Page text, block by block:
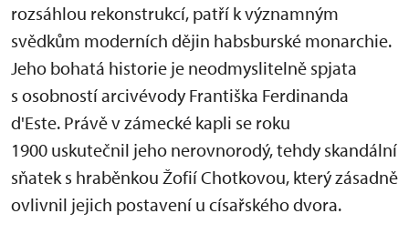
rozsáhlou rekonstrukcí, patří k významným
svědkům moderních dějin habsburské monarchie.
Jeho bohatá historie je neodmyslitelně spjata
s osobností arcivévody Františka Ferdinanda
d'Este. Právě v zámecké kapli se roku
1900 uskutečnil jeho nerovnorodý, tehdy skandální
sňatek s hraběnkou Žofií Chotkovou, který zásadně
ovlivnil jejich postavení u císařského dvora.